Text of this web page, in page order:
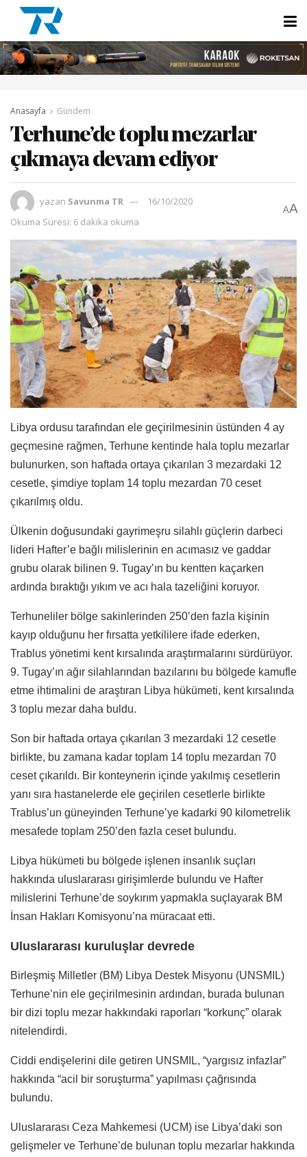
Anasayfa Gündem
Terhune’de toplu mezarlar
çıkmaya devam ediyor
yazan Savunma TR
16/10/2020
Okuma Süresi: 6 dakika okuma
AA
Libya ordusu tarafından ele geçirilmesinin üstünden 4 ay
geçmesine rağmen, Terhune kentinde hala toplu mezarlar
bulunurken, son haftada ortaya çıkarılan 3 mezardaki 12
cesetle, şimdiye toplam 14 toplu mezardan 70 ceset
çıkarılmış oldu.
Ülkenin doğusundaki gayrimeşru silahlı güçlerin darbeci
lideri Hafter’e bağlı milislerinin en acımasız ve gaddar
grubu olarak bilinen 9. Tugay’ın bu kentten kaçarken
ardında bıraktığı yıkım ve acı hala tazeliğini koruyor.
Terhuneliler bölge sakinlerinden 250’den fazla kişinin
kayıp olduğunu her fırsatta yetkililere ifade ederken,
Trablus yönetimi kent kırsalında araştırmalarını sürdürüyor.
9. Tugay’ın ağır silahlarından bazılarını bu bölgede kamufle
etme ihtimalini de araştıran Libya hükümeti, kent kırsalında
3 toplu mezar daha buldu.
Son bir haftada ortaya çıkarılan 3 mezardaki 12 cesetle
birlikte, bu zamana kadar toplam 14 toplu mezardan 70
ceset çıkarıldı. Bir konteynerin içinde yakılmış cesetlerin
yanı sıra hastanelerde ele geçirilen cesetlerle birlikte
Trablus’un güneyinden Terhune’ye kadarki 90 kilometrelik
mesafede toplam 250’den fazla ceset bulundu.
Libya hükümeti bu bölgede işlenen insanlık suçları
hakkında uluslararası girişimlerde bulundu ve Hafter
milislerini Terhune’de soykırım yapmakla suçlayarak BM
İnsan Hakları Komisyonu’na müracaat etti.
Uluslararası kuruluşlar devrede
Birleşmiş Milletler (BM) Libya Destek Misyonu (UNSMIL)
Terhune’nin ele geçirilmesinin ardından, burada bulunan
bir dizi toplu mezar hakkındaki raporları “korkunç” olarak
nitelendirdi.
Ciddi endişelerini dile getiren UNSMIL, “yargısız infazlar”
hakkında “acil bir soruşturma” yapılması çağrısında
bulundu.
Uluslararası Ceza Mahkemesi (UCM) ise Libya’daki son
gelişmeler ve Terhune’de bulunan toplu mezarlar hakkında